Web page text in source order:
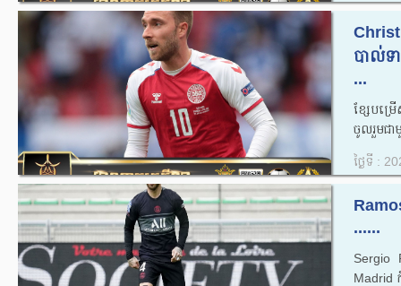
បាល់ទ
...
ខ្សែបម្រ
ចូលរួមជា
ថ្ងៃទី :
......
Sergio
Madrid